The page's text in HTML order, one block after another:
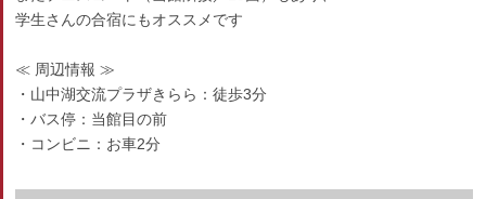
学生さんの合宿にもオススメです
≪ 周辺情報 ≫
・山中湖交流プラザきらら：徒歩3分
・バス停：当館目の前
・コンビニ：お車2分